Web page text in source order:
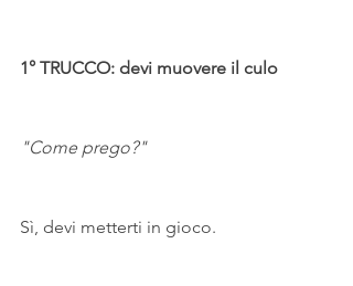
1° TRUCCO: devi muovere il culo
"Come prego?"
Sì, devi metterti in gioco.